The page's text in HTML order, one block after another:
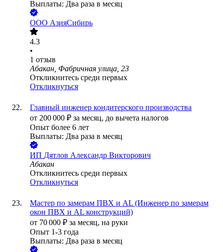
Выплаты: Два раза в месяц
ООО АзияСибирь
4.3
•
1 отзыв
Абакан, Фабричная улица, 23
Откликнитесь среди первых
Откликнуться
Главный инженер кондитерского производства
от 200 000 ₽ за месяц, до вычета налогов
Опыт более 6 лет
Выплаты: Два раза в месяц
ИП Дятлов Александр Викторович
Абакан
Откликнитесь среди первых
Откликнуться
Мастер по замерам ПВХ и АL (Инженер по замерам
окон ПВХ и АL конструкций)
от 70 000 ₽ за месяц, на руки
Опыт 1-3 года
Выплаты: Два раза в месяц